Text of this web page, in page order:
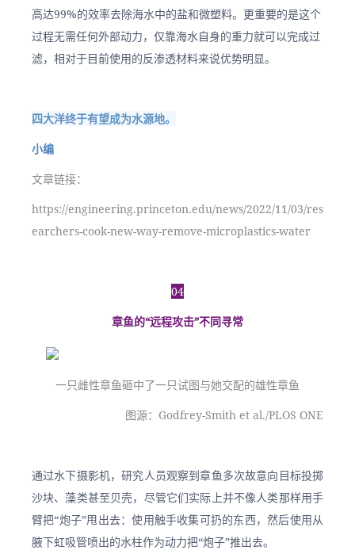
高达99%的效率去除海水中的盐和微塑料。更重要的是这个
过程无需任何外部动力，仅靠海水自身的重力就可以完成过
滤，相对于目前使用的反渗透材料来说优势明显。
四大洋终于有望成为水源地。
小编
文章链接：
https://engineering.princeton.edu/news/2022/11/03/res
earchers-cook-new-way-remove-microplastics-water
04
章鱼的“远程攻击”不同寻常
一只雌性章鱼砸中了一只试图与她交配的雄性章鱼
图源：Godfrey-Smith et al./PLOS ONE
通过水下摄影机，研究人员观察到章鱼多次故意向目标投掷
沙块、藻类甚至贝壳，尽管它们实际上并不像人类那样用手
臂把“炮子”甩出去：使用触手收集可扔的东西，然后使用从
腋下虹吸管喷出的水柱作为动力把“炮子”推出去。